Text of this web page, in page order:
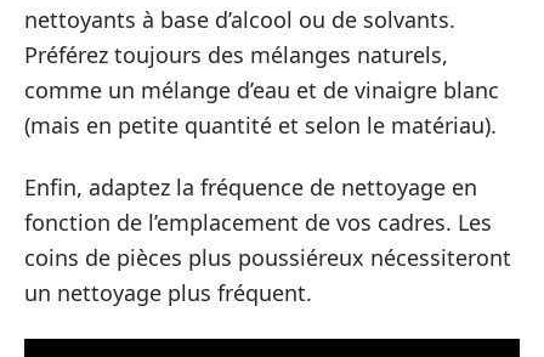
nettoyants à base d’alcool ou de solvants.
Préférez toujours des mélanges naturels,
comme un mélange d’eau et de vinaigre blanc
(mais en petite quantité et selon le matériau).
Enfin, adaptez la fréquence de nettoyage en
fonction de l’emplacement de vos cadres. Les
coins de pièces plus poussiéreux nécessiteront
un nettoyage plus fréquent.